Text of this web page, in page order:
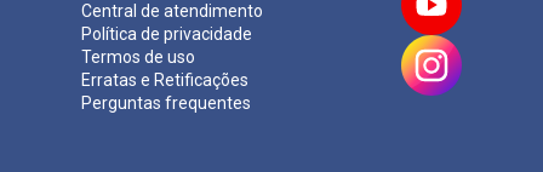
Central de atendimento
Política de privacidade
Termos de uso
Erratas e Retificações
Perguntas frequentes